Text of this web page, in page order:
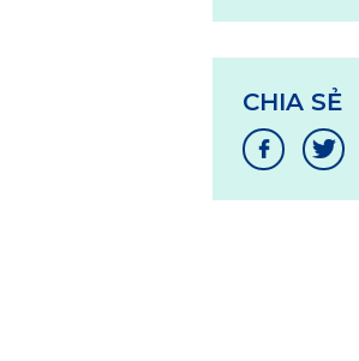
CHIA SẺ